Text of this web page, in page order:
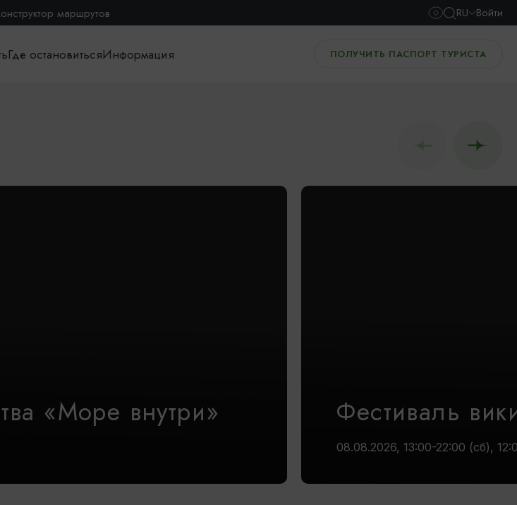
маршрутов RU Войти
Где остановитьсяИнформация ПОЛУЧИТЬ ПАСПОРТ ТУРИСТА
«Море внутри» Фестиваль
08.08.2026, 13:00-22:00 (сб),